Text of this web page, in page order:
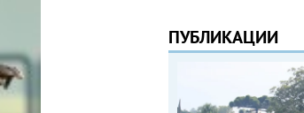
ПУБЛИКАЦИИ